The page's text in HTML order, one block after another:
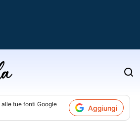
alle tue fonti Google
Aggiungi